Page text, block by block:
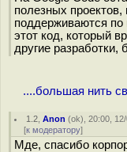
полезных
поддерживаются по
этот код, который
другие разработки,
....большая нить
1.2 ,Anon (ok), 20:00,
[к модератору]
Мде, спасибо